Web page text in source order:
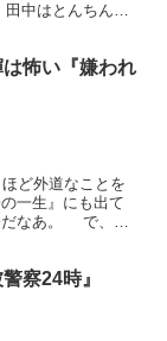
中はとんちんか
怖い『嫌われ
ど外道なことを
一生』にも出て
だなあ。 で、仕
察24時』